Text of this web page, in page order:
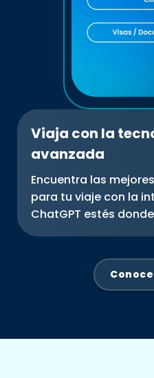
Viaja con la
avanzada
Encuentra las
para tu viaje con la
ChatGPT estés